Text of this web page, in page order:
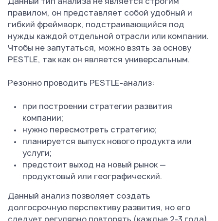
правилом, он представляет собой удобный и
гибкий фреймворк, подстраивающийся под
нужды каждой отдельной отрасли или компании.
Чтобы не запутаться, можно взять за основу
PESTLE, так как он является универсальным.
Резонно проводить PESTLE-анализ:
при построении стратегии развития
компании;
нужно пересмотреть стратегию;
планируется выпуск нового продукта или
услуги;
предстоит выход на новый рынок —
продуктовый или географический.
Данный анализ позволяет создать
долгосрочную перспективу развития, но его